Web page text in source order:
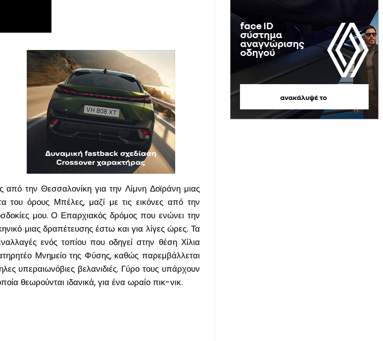
από την Θεσσαλονίκη για την Λίμνη Δοϊράνη μιας
του όρους Μπέλες, μαζί με τις εικόνες από την
μου. Ο Επαρχιακός δρόμος που ενώνει την
μιας δραπέτευσης έστω και για λίγες ώρες. Τα
ενός τοπίου που οδηγεί στην θέση Χίλια
Μνημείο της Φύσης, καθώς παρεμβάλλεται
υπεραιωνόβιες βελανιδιές. Γύρο τους υπάρχουν
θεωρούνται ιδανικά, για ένα ωραίο πικ-νικ.